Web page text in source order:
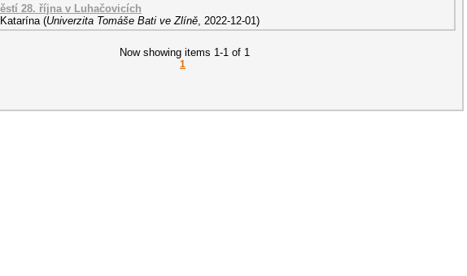
28. října v Luhačovicích
(Univerzita Tomáše Bati ve Zlíně, 2022-12-01)
Now showing items 1-1 of 1
1